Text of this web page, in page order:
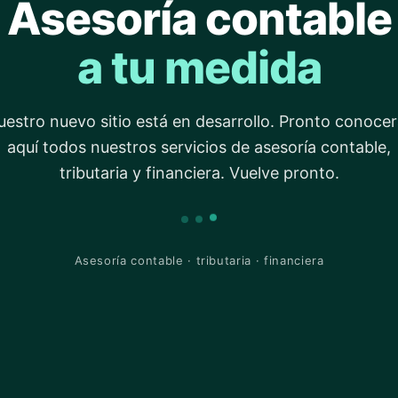
Asesoría contable
a tu medida
nuevo sitio está en desarrollo. Pronto
aquí todos nuestros servicios de asesoría contable,
tributaria y financiera. Vuelve pronto.
Asesoría contable · tributaria · financiera